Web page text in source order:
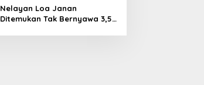
Nelayan Loa Janan
Ditemukan Tak Bernyawa 3,5